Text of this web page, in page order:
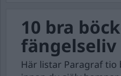
10 bra
fängelseliv
Här listar Paragraf tio